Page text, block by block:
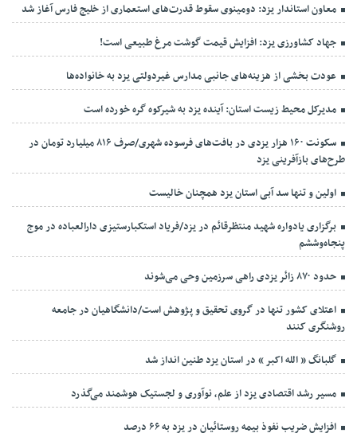
معاون استاندار یزد: دومینوی سقوط قدرت‌های استعماری از خلیج فارس آغاز شد
جهاد کشاورزی یزد: افزایش قیمت گوشت مرغ طبیعی است!
عودت بخشی از هزینه‌های جانبی مدارس غیردولتی یزد به خانواده‌ها
مدیرکل محیط زیست استان: آینده یزد به شیرکوه گره خورده است
سکونت ۱۶۰ هزار یزدی در بافت‌های فرسوده شهری/صرف ۸۱۶ میلیارد تومان در
طرح‌های بازآفرینی یزد
اولین و تنها سد آبی استان یزد همچنان خالیست
برگزاری یادواره شهید منتظرقائم در یزد/فریاد استکبارستیزی دارالعباده در موج
پنجاه‌وششم
حدود ۸۷۰ زائر یزدی راهی سرزمین وحی می‌شوند
اعتلای کشور تنها در گروی تحقیق و پژوهش است/دانشگاهیان در جامعه
روشنگری کنند
گلبانگ « الله اکبر » در استان یزد طنین انداز شد
مسیر رشد اقتصادی یزد از علم، نوآوری و لجستیک هوشمند می‌گذرد
افزایش ضریب نفوذ بیمه روستائیان در یزد به ۶۶ درصد